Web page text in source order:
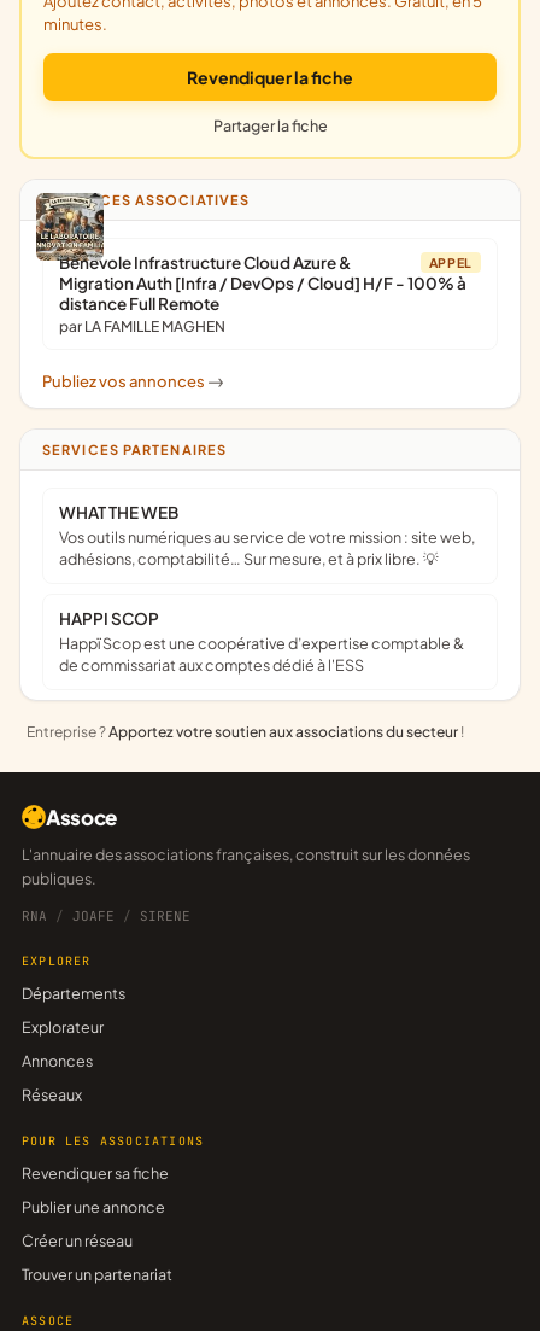
minutes.
Revendiquer la fiche
Partager la fiche
ANNONCES ASSOCIATIVES
APPEL
Bénévole Infrastructure Cloud Azure &
Migration Auth [Infra / DevOps / Cloud] H/F - 100% à
distance Full Remote
par LA FAMILLE MAGHEN
Publiez vos annonces ->
SERVICES PARTENAIRES
WHAT THE WEB
Vos outils numériques au service de votre mission : site web,
adhésions, comptabilité… Sur mesure, et à prix libre. 💡
HAPPI SCOP
Happï Scop est une coopérative d’expertise comptable &
de commissariat aux comptes dédié à l'ESS
Entreprise ?Apportez votre soutien aux associations du secteur !
Assoce
L'annuaire des associations françaises, construit sur les données
publiques.
RNA / JOAFE / SIRENE
EXPLORER
Départements
Explorateur
Annonces
Réseaux
POUR LES ASSOCIATIONS
Revendiquer sa fiche
Publier une annonce
Créer un réseau
Trouver un partenariat
ASSOCE